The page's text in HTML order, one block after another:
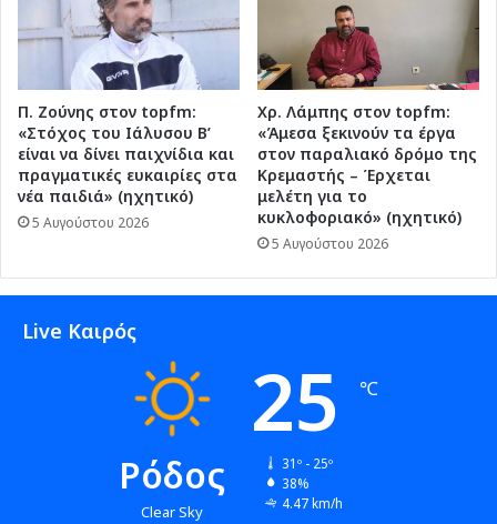
Π. Ζούνης στον topfm:
«Στόχος του Ιάλυσου Β’
είναι να δίνει παιχνίδια και
πραγματικές ευκαιρίες στα
νέα παιδιά» (ηχητικό)
5 Αυγούστου 2026
Χρ. Λάμπης στον topfm:
«Άμεσα ξεκινούν τα έργα
στον παραλιακό δρόμο της
Κρεμαστής – Έρχεται
μελέτη για το
κυκλοφοριακό» (ηχητικό)
5 Αυγούστου 2026
Live Καιρός
Ρόδος
Clear Sky
25 ℃
31º - 25º
38%
4.47 km/h